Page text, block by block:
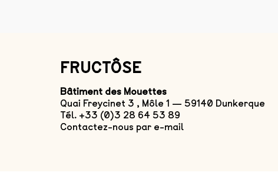
FRUCTÔSE
Bâtiment des Mouettes
Quai Freycinet 3 , Môle 1 — 59140 Dunkerque
Tél. +33 (0)3 28 64 53 89
Contactez-nous par e-mail